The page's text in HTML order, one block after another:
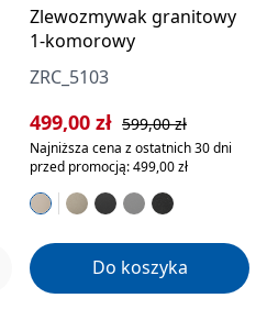
Zlewozmywak granitowy
1-komorowy
ZRC_5103
Cena sprzedaży:
499,00 zł Cena regularna:
599,00 zł
Najniższa cena z ostatnich 30 dni
przed promocją: 499,00 zł
Do koszyka